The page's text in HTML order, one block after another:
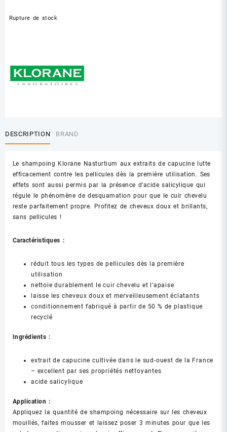
Rupture de stock
DESCRIPTION BRAND
Le shampoing Klorane Nasturtium aux extraits de capucine lutte
efficacement contre les pellicules dès la première utilisation. Ses
effets sont aussi permis par la présence d’acide salicylique qui
régule le phénomène de desquamation pour que le cuir chevelu
reste parfaitement propre. Profitez de cheveux doux et brillants,
sans pellicules !
Caractéristiques :
réduit tous les types de pellicules dès la première
utilisation
nettoie durablement le cuir chevelu et l’apaise
laisse les cheveux doux et merveilleusement éclatants
conditionnement fabriqué à partir de 50 % de plastique
recyclé
Ingrédients :
extrait de capucine cultivée dans le sud-ouest de la France
– excellent par ses propriétés nettoyantes
acide salicylique
Application :
Appliquez la quantité de shampoing nécessaire sur les cheveux
mouillés, faites mousser et laissez poser 3 minutes pour que les